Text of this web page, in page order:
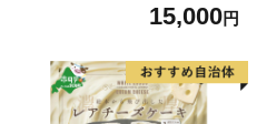
15,000円